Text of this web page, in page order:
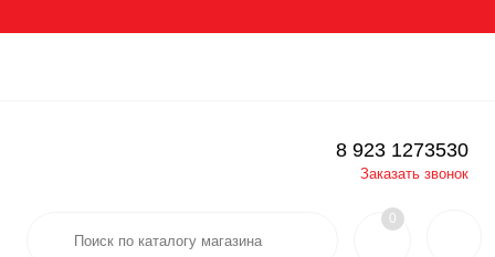
8 923 1273530
Заказать звонок
0